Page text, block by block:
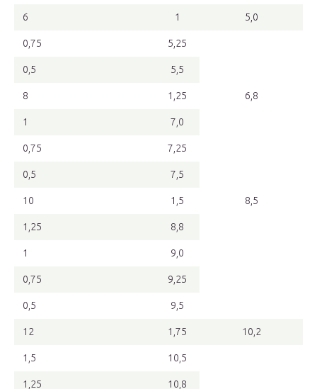
6 1 5,0
0,75 5,25
0,5 5,5
8 1,25 6,8
1 7,0
0,75 7,25
0,5 7,5
10 1,5 8,5
1,25 8,8
1 9,0
0,75 9,25
0,5 9,5
12 1,75 10,2
1,5 10,5
1,25 10,8